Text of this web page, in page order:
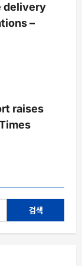
delivery
–
raises
검색